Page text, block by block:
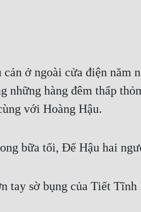
ở ngoài cửa điện năm
những hàng đêm thấp
với Hoàng Hậu.
bữa tối, Đế Hậu hai
tay sờ bụng của Tiết Tĩnh